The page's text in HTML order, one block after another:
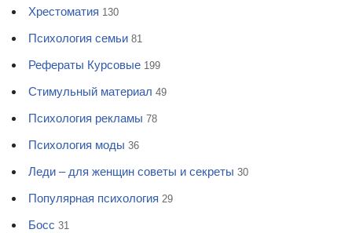
Хрестоматия 130
Психология семьи 81
Рефераты Курсовые 199
Стимульный материал 49
Психология рекламы 78
Психология моды 36
Леди – для женщин советы и секреты 30
Популярная психология 29
Босс 31